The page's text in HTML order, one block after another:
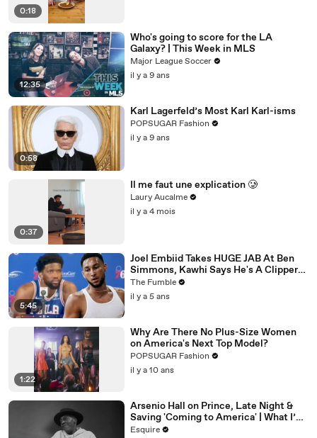
0:18
12:35
Who's going to score for the LA
Galaxy? | This Week in MLS
Major League Soccer
il y a 9 ans
0:58
Karl Lagerfeld’s Most Karl Karl-isms
POPSUGAR Fashion
il y a 9 ans
0:37
Il me faut une explication 🥲
Laury Aucalme
il y a 4 mois
5:45
Joel Embiid Takes HUGE JAB At Ben
Simmons, Kawhi Says He's A Clipper
For Life: NBA Media Day Recap
The Fumble
il y a 5 ans
1:22
Why Are There No Plus-Size Women
on America's Next Top Model?
POPSUGAR Fashion
il y a 10 ans
Arsenio Hall on Prince, Late Night &
Saving 'Coming to America' | What I’ve
Learned | Esquire
Esquire